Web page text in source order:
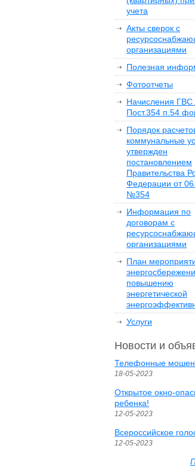
учета
Акты сверок с
организациями
Полезная
Фотоотчеты
Начисления ГВС
Пост.354 п.54
Порядок
коммунальные
утвержден
постановлением
Правительства
Федерации от
№354
Информация по
договорам с
организациями
План
повышению
энергетической
Услуги
Новости и
Телефонные
18-05-2023
Открытое окно-
ребенка!
12-05-2023
Всероссийское
12-05-2023